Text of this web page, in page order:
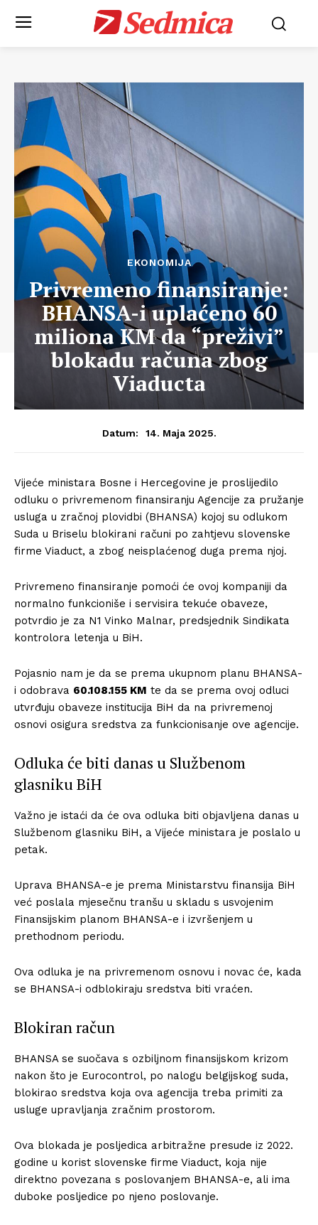
Sedmica
EKONOMIJA
Privremeno finansiranje:
BHANSA-i uplaćeno 60
miliona KM da “preživi”
blokadu računa zbog
Viaducta
Datum: 14. Maja 2025.
Vijeće ministara Bosne i Hercegovine je proslijedilo
odluku o privremenom finansiranju Agencije za pružanje
usluga u zračnoj plovidbi (BHANSA) kojoj su odlukom
Suda u Briselu blokirani računi po zahtjevu slovenske
firme Viaduct, a zbog neisplaćenog duga prema njoj.
Privremeno finansiranje pomoći će ovoj kompaniji da
normalno funkcioniše i servisira tekuće obaveze,
potvrdio je za N1 Vinko Malnar, predsjednik Sindikata
kontrolora letenja u BiH.
Pojasnio nam je da se prema ukupnom planu BHANSA-
i odobrava 60.108.155 KM te da se prema ovoj odluci
utvrđuju obaveze institucija BiH da na privremenoj
osnovi osigura sredstva za funkcionisanje ove agencije.
Odluka će biti danas u Službenom
glasniku BiH
Važno je istaći da će ova odluka biti objavljena danas u
Službenom glasniku BiH, a Vijeće ministara je poslalo u
petak.
Uprava BHANSA-e je prema Ministarstvu finansija BiH
već poslala mjesečnu tranšu u skladu s usvojenim
Finansijskim planom BHANSA-e i izvršenjem u
prethodnom periodu.
Ova odluka je na privremenom osnovu i novac će, kada
se BHANSA-i odblokiraju sredstva biti vraćen.
Blokiran račun
BHANSA se suočava s ozbiljnom finansijskom krizom
nakon što je Eurocontrol, po nalogu belgijskog suda,
blokirao sredstva koja ova agencija treba primiti za
usluge upravljanja zračnim prostorom.
Ova blokada je posljedica arbitražne presude iz 2022.
godine u korist slovenske firme Viaduct, koja nije
direktno povezana s poslovanjem BHANSA-e, ali ima
duboke posljedice po njeno poslovanje.